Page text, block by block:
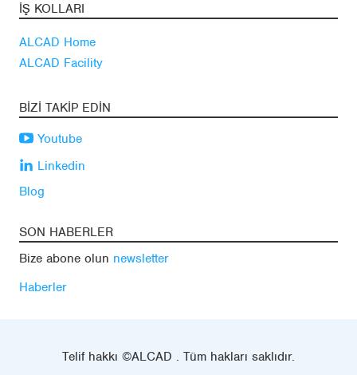
İŞ KOLLARI
ALCAD Home
ALCAD Facility
BIZI TAKIP EDIN
Youtube
Linkedin
Blog
SON HABERLER
Bize abone olun newsletter
Haberler
Telif hakkı ©ALCAD . Tüm hakları saklıdır.